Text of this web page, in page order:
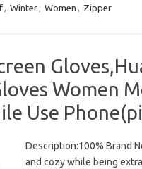
, Winter, Women , Zipper
Women
Use
Description:100% Brand
and cozy while being